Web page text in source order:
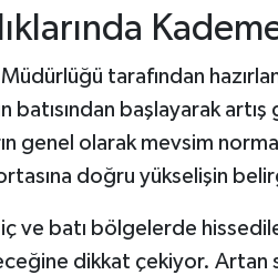
tarafından
batısından başlayarak
genel olarak mevsim
doğru yükselişin
ve batı bölgelerde
dikkat çekiyor. Artan